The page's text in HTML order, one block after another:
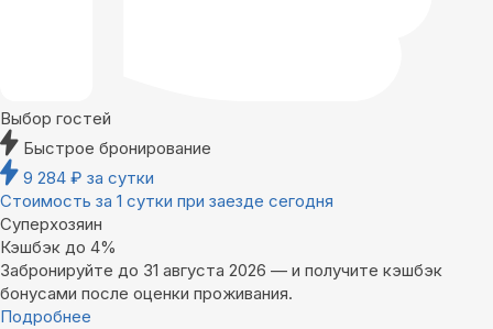
Выбор гостей
Быстрое бронирование
9 284 ₽ за сутки
Стоимость за 1 сутки при заезде сегодня
Суперхозяин
Кэшбэк до 4%
Забронируйте до 31 августа 2026 — и получите кэшбэк
бонусами после оценки проживания.
Подробнее